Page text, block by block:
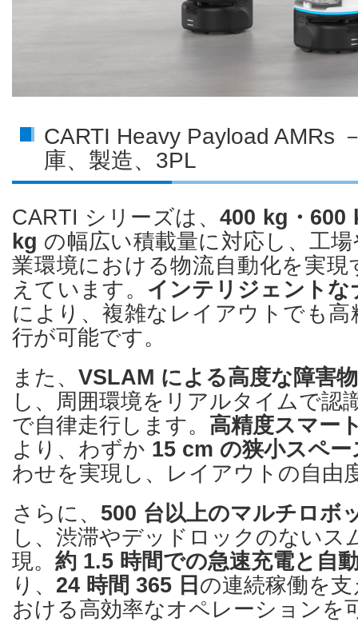
CARTI Heavy Payload AMRs
庫、製造、3PL
CARTI シリーズは、400 kg・600
kg の幅広い積載量に対応し、工
業環境における物流自動化を実
えています。 インテリジェント
により、複雑なレイアウトでも
行が可能です。
また、 VSLAM による高度な障害
し、周囲環境をリアルタイムで認
で自律走行します。 高精度スマー
より、わずか 15 cm の狭小スペー
わせを実現し、レイアウトの自由
さらに、 500 台以上のマルチロボ
し、渋滞やデッドロックのないス
現。 約 1.5 時間での急速充電と自
り、 24 時間 365 日 の連続稼働を
おける高効率なオペレーションを